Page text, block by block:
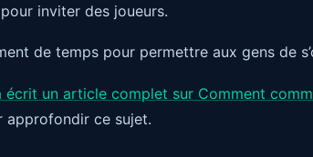
inviter des joueurs.
de temps pour permettre aux gens de
écrit un article complet sur Comment
approfondir ce sujet.